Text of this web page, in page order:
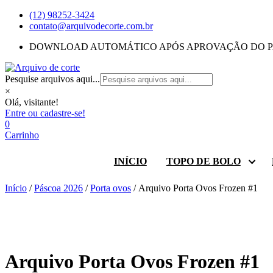
Skip
(12) 98252-3424
contato@arquivodecorte.com.br
DOWNLOAD AUTOMÁTICO APÓS APROVAÇÃO DO
Pesquise arquivos aqui...
×
Olá, visitante!
Entre ou cadastre-se!
0
Carrinho
INÍCIO TOPO DE BOLO
Abrir
de
TOPO
Início /Páscoa 2026 /Porta ovos / Arquivo Porta Ovos Frozen #1
Arquivo Porta Ovos Frozen #1